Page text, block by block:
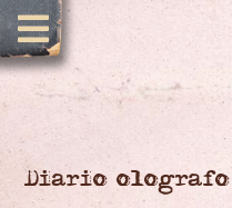
Diario